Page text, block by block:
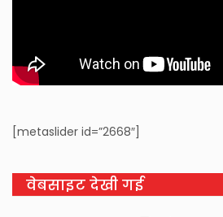
[metaslider id=”2668″]
वेबसाइट देखी गई